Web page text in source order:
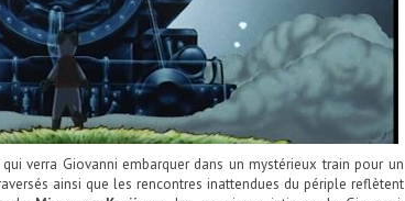
verra Giovanni embarquer dans un mystérieux train pour un
ainsi que les rencontres inattendues du périple reflètent